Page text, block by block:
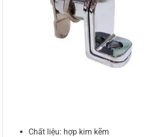
Chất liệu: hợp kim kẽm